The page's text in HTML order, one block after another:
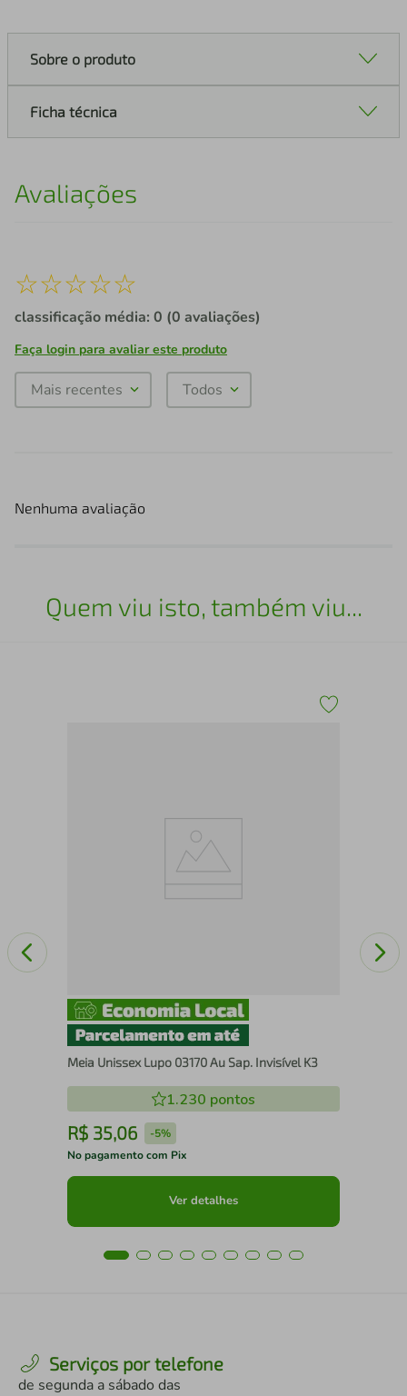
Sobre o produto
Ficha técnica
Avaliações
☆☆☆☆☆
classificação média: 0 (0 avaliações)
Faça login para avaliar este produto
Mais recentes Todos
Nenhuma avaliação
Quem viu isto, também viu...
Meia Unissex Lupo 03170 Au Sap. Invisível K3
1.230 pontos
R$ 35,06 -5%
No pagamento com Pix
Ver detalhes
Serviços por telefone
de segunda a sábado das